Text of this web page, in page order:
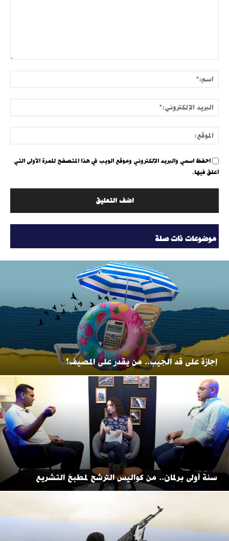
احفظ اسمي والبريد الإلكتروني وموقع الويب في هذا المتصفح للمرة الأولى التي
أعلق فيها.
موضوعات ذات صلة
إجازة على قد الجيب.. من يقدر على المصيف؟
سنة أولى برلمان.. من كواليس الترشح لمطبخ التشريع